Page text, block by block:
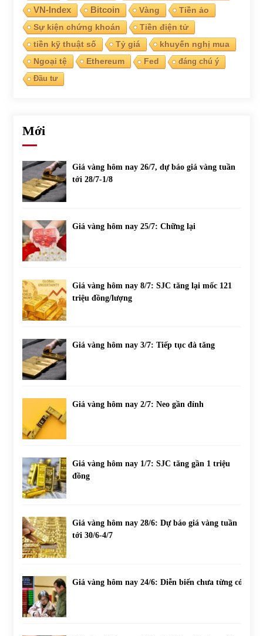
VN-Index Bitcoin Vàng
Tiền ảo
Sự kiện chứng khoán
Tiền điện tử
tiền kỹ thuật số
Tỷ giá
khuyến nghị mua
Ngoại tệ
Ethereum Fed
đáng chú ý
Đầu tư
Mới
Giá vàng hôm nay 26/7, dự báo giá vàng tuần
tới 28/7-1/8
Giá vàng hôm nay 25/7: Chững lại
Giá vàng hôm nay 8/7: SJC tăng lại mốc 121
triệu đồng/lượng
Giá vàng hôm nay 3/7: Tiếp tục đà tăng
Giá vàng hôm nay 2/7: Neo gần đỉnh
Giá vàng hôm nay 1/7: SJC tăng gần 1 triệu
đồng
Giá vàng hôm nay 28/6: Dự báo giá vàng tuần
tới 30/6-4/7
Giá vàng hôm nay 24/6: Diễn biến chưa từng có